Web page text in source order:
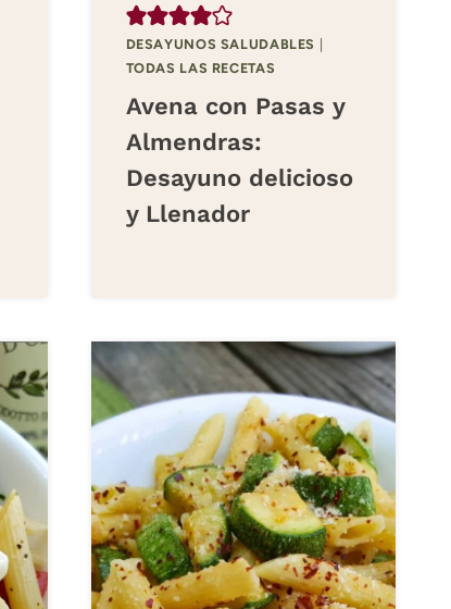
DESAYUNOS SALUDABLES
TODAS LAS RECETAS
Avena con Pasas y
Almendras:
Desayuno delicioso
y Llenador